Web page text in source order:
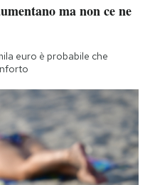
ma non ce ne
euro è probabile che